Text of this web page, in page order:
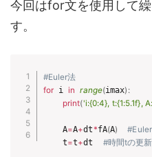
今回はfor文を使用して
す。
#Euler法
for i in range(imax) :
print('i:{0:4}, t:{1:5.1f},
    A
=A+dt *fA(A)
    t
=t+dt #時間tの更新